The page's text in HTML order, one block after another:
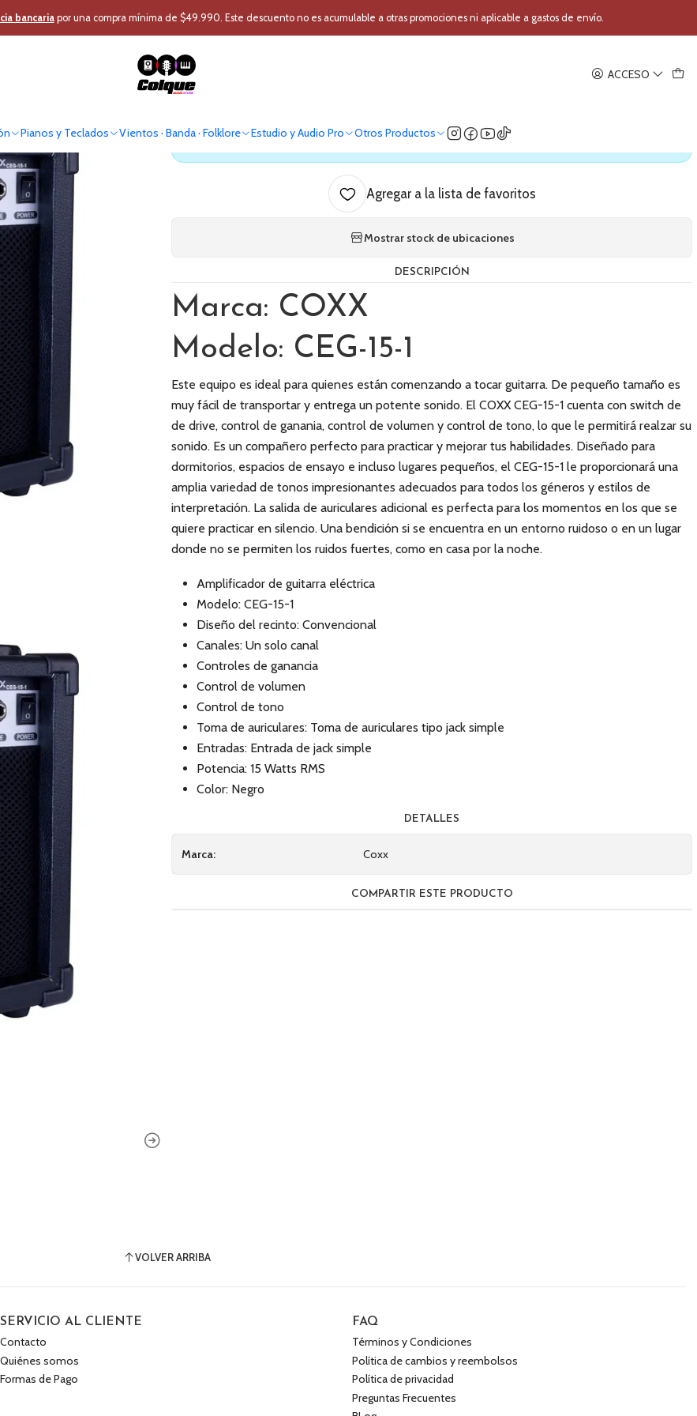
ACCESO
Pianos y Teclados Vientos · Banda · Folklore Estudio y Audio Pro Otros Productos
bancariapor una compra mínima de $49.990. Este descuento no es acumulable a otras promociones ni aplicable a gastos de envío.
Instrumentos Cuerda Amplificacion Guitarra Amplificador de Guitarra COXX CEG-15-1
Amplificador de Guitarra COXX CEG-15-1
Antes de comprar verifica nuestro stock
Agregar a la lista de favoritos
Mostrar stock de ubicaciones
DESCRIPCIÓN
Marca: COXX
Modelo: CEG-15-1
Este equipo es ideal para quienes están comenzando a tocar guitarra. De pequeño tamaño es
muy fácil de transportar y entrega un potente sonido. El COXX CEG-15-1 cuenta con switch de
de drive, control de ganania, control de volumen y control de tono, lo que le permitirá realzar su
sonido. Es un compañero perfecto para practicar y mejorar tus habilidades. Diseñado para
dormitorios, espacios de ensayo e incluso lugares pequeños, el CEG-15-1 le proporcionará una
amplia variedad de tonos impresionantes adecuados para todos los géneros y estilos de
interpretación. La salida de auriculares adicional es perfecta para los momentos en los que se
quiere practicar en silencio. Una bendición si se encuentra en un entorno ruidoso o en un lugar
donde no se permiten los ruidos fuertes, como en casa por la noche.
Amplificador de guitarra eléctrica
Modelo: CEG-15-1
Diseño del recinto: Convencional
Canales: Un solo canal
Controles de ganancia
Control de volumen
Control de tono
Toma de auriculares: Toma de auriculares tipo jack simple
Entradas: Entrada de jack simple
Potencia: 15 Watts RMS
Color: Negro
DETALLES
Marca: Coxx
COMPARTIR ESTE PRODUCTO
VOLVER ARRIBA
SERVICIO AL CLIENTE
Contacto
Quiénes somos
Formas de Pago
FAQ
Términos y Condiciones
Política de cambios y reembolsos
Política de privacidad
Preguntas Frecuentes